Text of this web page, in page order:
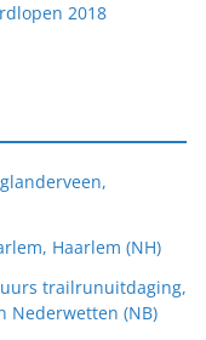
2018
Haarlem (NH)
uurs trailrunuitdaging,
Nederwetten (NB)